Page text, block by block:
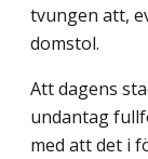
tvungen att,
domstol.
Att dagens
undantag
med att det i